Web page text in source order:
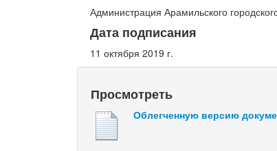
Администрация Арамильского
Дата подписания
11 октября 2019 г.
Просмотреть
Облегченную версию